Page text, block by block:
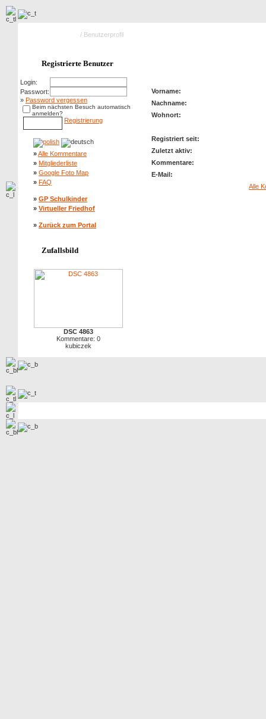
/ Benutzerprofil
Registrierte Benutzer
Login:
Passwort:
» Password vergessen
Beim nächsten Besuch automatisch
anmelden?
Registrierung
»Alle Kommentare
» Mitgliederliste
» Google Foto Map
» FAQ
» GP Schulkinder
» Virtueller Friedhof
» Zurück zum Portal
Zufallsbild
DSC 4863
Kommentare: 0
kubiczek
Vorname:
Nachname:
Wohnort:
Registriert seit:
Zuletzt aktiv:
Kommentare:
E-Mail:
Alle